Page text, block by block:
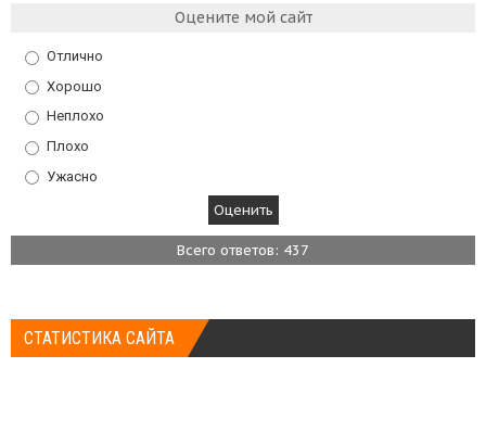
Оцените мой сайт
Отлично
Хорошо
Неплохо
Плохо
Ужасно
Всего ответов: 437
СТАТИСТИКА САЙТА